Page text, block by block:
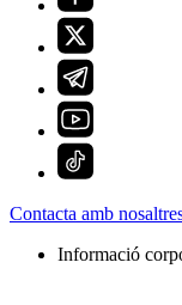
Contacta amb
Informació